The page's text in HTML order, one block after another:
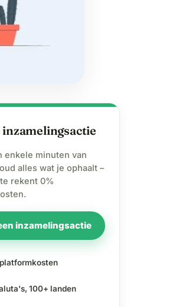
enkele minuten van
alles wat je ophaalt –
rekent 0%
inzamelingsactie
100+ landen